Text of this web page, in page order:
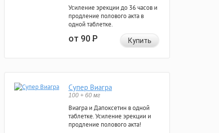
Усиление эрекции до 36 часов и
продление полового акта в
одной таблетке.
от 90Р Купить
Супер Виагра
100 + 60 мг
Виагра и Дапоксетин в одной
таблетке. Усиление эрекции и
продление полового акта!